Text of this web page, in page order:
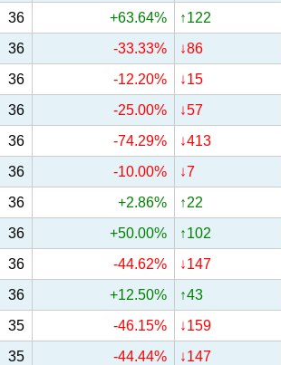
36 +63.64%
↑122
36 -33.33%
↓86
36 -12.20%
↓15
36 -25.00%
↓57
36 -74.29%
↓413
36 -10.00%
↓7
36 +2.86%
↑22
36 +50.00%
↑102
36 -44.62%
↓147
36 +12.50%
↑43
35 -46.15%
↓159
35 -44.44% ↓147